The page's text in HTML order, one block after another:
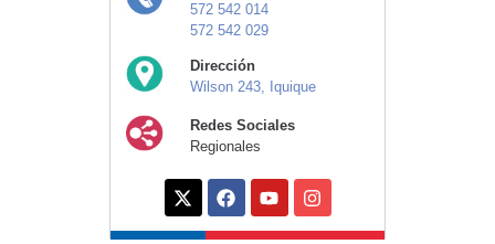
572 542 014
572 542 029
Dirección
Wilson 243, Iquique
Redes Sociales
Regionales